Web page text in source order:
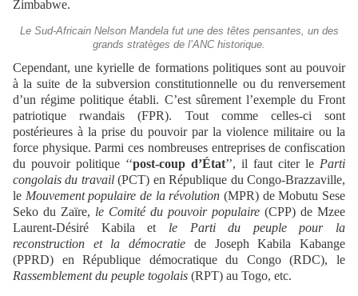
Zimbabwe.
Le Sud-Africain Nelson Mandela fut une des têtes pensantes, un des
grands stratèges de l’ANC historique.
Cependant, une kyrielle de formations politiques sont au pouvoir
à la suite de la subversion constitutionnelle ou du renversement
d’un régime politique établi. C’est sûrement l’exemple du Front
patriotique rwandais (FPR). Tout comme celles-ci sont
postérieures à la prise du pouvoir par la violence militaire ou la
force physique. Parmi ces nombreuses entreprises de confiscation
du pouvoir politique ‘‘post-coup d’État’’, il faut citer le Parti
congolais du travail(PCT) en République du Congo-Brazzaville,
le Mouvement populaire de la révolution (MPR) de Mobutu Sese
Seko du Zaïre, le Comité du pouvoir populaire (CPP) de Mzee
Laurent-Désiré Kabila et le Parti du peuple pour la
reconstruction et la démocratie de Joseph Kabila Kabange
(PPRD) en République démocratique du Congo (RDC), le
Rassemblement du peuple togolais (RPT) au Togo, etc.